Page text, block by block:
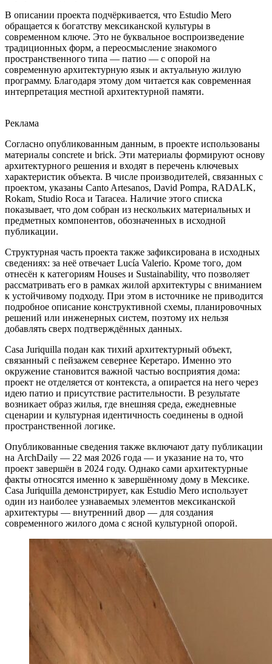
В описании проекта подчёркивается, что Estudio Mero
обращается к богатству мексиканской культуры в
современном ключе. Это не буквальное воспроизведение
традиционных форм, а переосмысление знакомого
пространственного типа — патио — с опорой на
современную архитектурную язык и актуальную жилую
программу. Благодаря этому дом читается как современная
интерпретация местной архитектурной памяти.
Реклама
Согласно опубликованным данным, в проекте использованы
материалы concrete и brick. Эти материалы формируют основу
архитектурного решения и входят в перечень ключевых
характеристик объекта. В числе производителей, связанных с
проектом, указаны Canto Artesanos, David Pompa, RADALK,
Rokam, Studio Roca и Taracea. Наличие этого списка
показывает, что дом собран из нескольких материальных и
предметных компонентов, обозначенных в исходной
публикации.
Структурная часть проекта также зафиксирована в исходных
сведениях: за неё отвечает Lucía Valerio. Кроме того, дом
отнесён к категориям Houses и Sustainability, что позволяет
рассматривать его в рамках жилой архитектуры с вниманием
к устойчивому подходу. При этом в источнике не приводится
подробное описание конструктивной схемы, планировочных
решений или инженерных систем, поэтому их нельзя
добавлять сверх подтверждённых данных.
Casa Juriquilla подан как тихий архитектурный объект,
связанный с пейзажем севернее Керетаро. Именно это
окружение становится важной частью восприятия дома:
проект не отделяется от контекста, а опирается на него через
идею патио и присутствие растительности. В результате
возникает образ жилья, где внешняя среда, ежедневные
сценарии и культурная идентичность соединены в одной
пространственной логике.
Опубликованные сведения также включают дату публикации
на ArchDaily — 22 мая 2026 года — и указание на то, что
проект завершён в 2024 году. Однако сами архитектурные
факты относятся именно к завершённому дому в Мексике.
Casa Juriquilla демонстрирует, как Estudio Mero использует
один из наиболее узнаваемых элементов мексиканской
архитектуры — внутренний двор — для создания
современного жилого дома с ясной культурной опорой.